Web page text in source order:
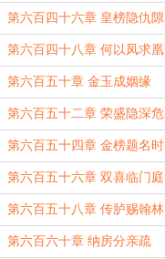
第六百四十六章 皇榜隐仇隙
第六百四十八章 何以凤求凰
第六百五十章 金玉成姻缘
第六百五十二章 荣盛隐深危
第六百五十四章 金榜题名时
第六百五十六章 双喜临门庭
第六百五十八章 传胪赐翰林
第六百六十章 纳房分亲疏